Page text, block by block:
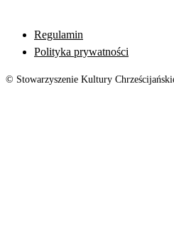
Regulamin
Polityka prywatności
© Stowarzyszenie Kultury